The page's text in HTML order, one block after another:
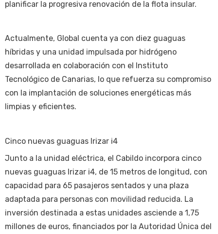
planificar la progresiva renovación de la flota insular.
Actualmente, Global cuenta ya con diez guaguas
híbridas y una unidad impulsada por hidrógeno
desarrollada en colaboración con el Instituto
Tecnológico de Canarias, lo que refuerza su compromiso
con la implantación de soluciones energéticas más
limpias y eficientes.
Cinco nuevas guaguas Irizar i4
Junto a la unidad eléctrica, el Cabildo incorpora cinco
nuevas guaguas Irizar i4, de 15 metros de longitud, con
capacidad para 65 pasajeros sentados y una plaza
adaptada para personas con movilidad reducida. La
inversión destinada a estas unidades asciende a 1,75
millones de euros, financiados por la Autoridad Única del